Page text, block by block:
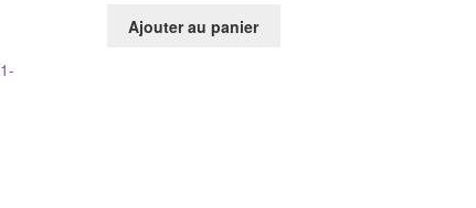
Ajouter au panier